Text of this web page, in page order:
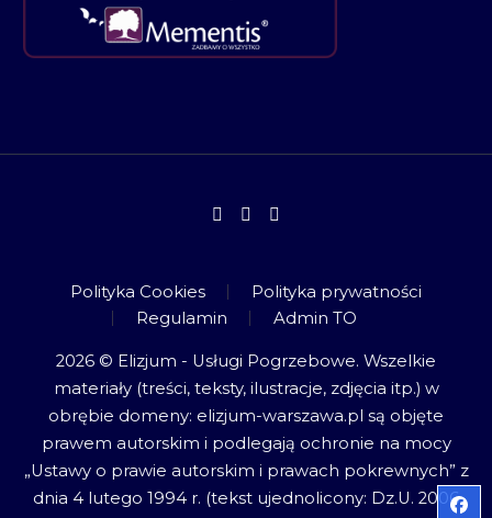
Polityka Cookies
Polityka prywatności
Regulamin
Admin TO
2026 © Elizjum - Usługi Pogrzebowe. Wszelkie
materiały (treści, teksty, ilustracje, zdjęcia itp.) w
obrębie domeny: elizjum-warszawa.pl są objęte
prawem autorskim i podlegają ochronie na mocy
„Ustawy o prawie autorskim i prawach pokrewnych” z
dnia 4 lutego 1994 r. (tekst ujednolicony: Dz.U. 2006